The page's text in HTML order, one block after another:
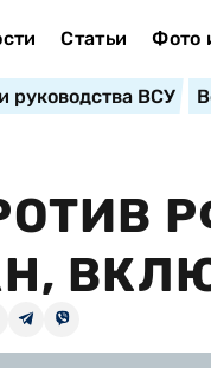
Статьи Фото
руководства ВСУ